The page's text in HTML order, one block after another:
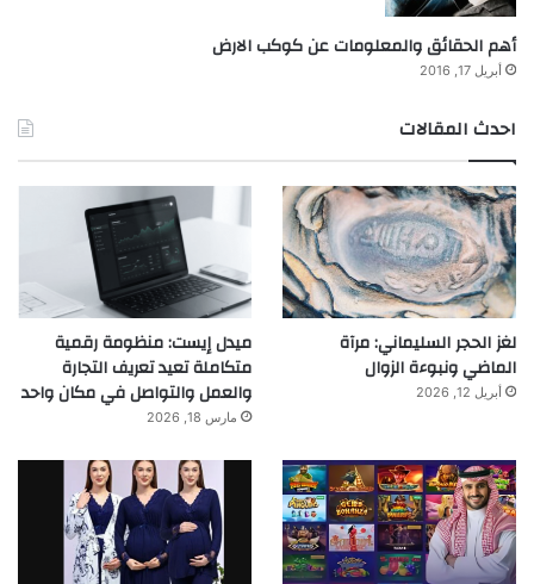
أهم الحقائق والمعلومات عن كوكب الارض
أبريل 17, 2016
احدث المقالات
لغز الحجر السليماني: مرآة
الماضي ونبوءة الزوال
أبريل 12, 2026
ميدل إيست: منظومة رقمية
متكاملة تعيد تعريف التجارة
والعمل والتواصل في مكان واحد
مارس 18, 2026